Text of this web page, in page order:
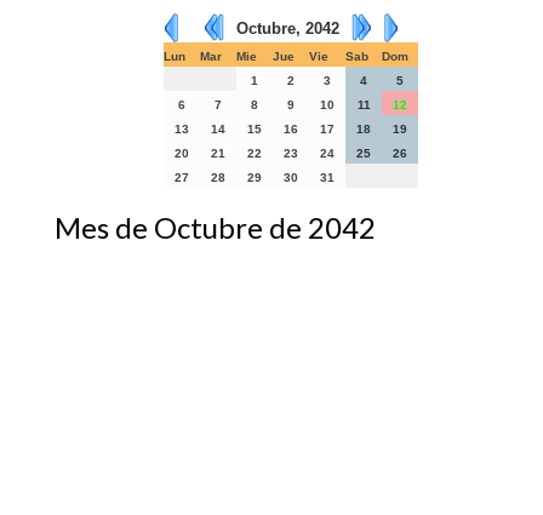
Octubre, 2042
Lun Mar Mie Jue Vie Sab
Dom
1
2 3 4
5
6
7 8 9 10 11
12
13
14 15 16 17 18
19
20
21 22 23 24 25
26
27
28 29 30 31
Mes de Octubre de 2042